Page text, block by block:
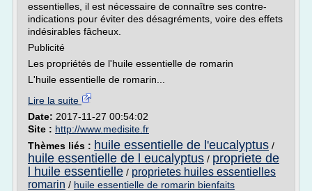
essentielles, il est nécessaire de connaître ses contre-
indications pour éviter des désagréments, voire des effets
indésirables fâcheux.
Publicité
Les propriétés de l'huile essentielle de romarin
L'huile essentielle de romarin...
Lire la suite
Date: 2017-11-27 00:54:02
Site : http://www.medisite.fr
Thèmes liés : huile essentielle de l'eucalyptus /
huile essentielle de l eucalyptus / propriete de
l huile essentielle / proprietes huiles essentielles
romarin / huile essentielle de romarin bienfaits